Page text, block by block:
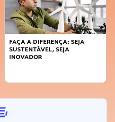
FAÇA A DIFERENÇA: SEJA
SUSTENTÁVEL, SEJA
INOVADOR